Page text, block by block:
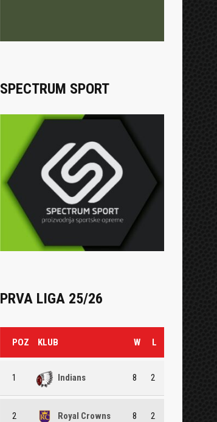
SPECTRUM SPORT
PRVA LIGA 25/26
POZ KLUB W L
1 Indians 8 2
2 Royal Crowns 8 2